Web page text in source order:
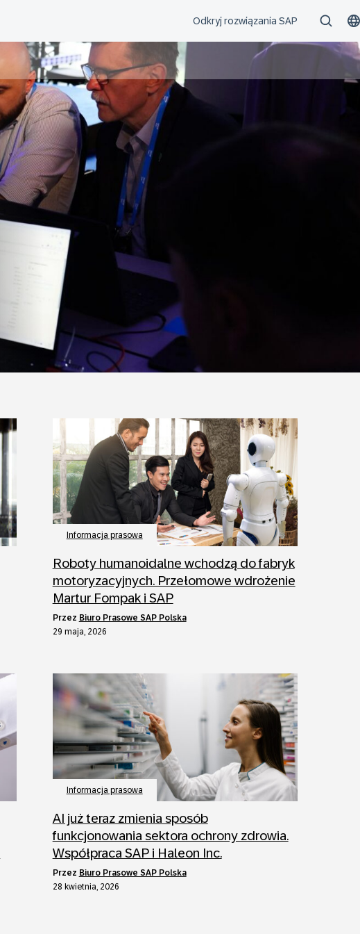
Informacja prasowa
Roboty humanoidalne wchodzą do fabryk
motoryzacyjnych. Przełomowe wdrożenie
Martur Fompak i SAP
przez Biuro Prasowe SAP Polska
29 maja, 2026
Informacja prasowa
AI już teraz zmienia sposób
funkcjonowania sektora ochrony zdrowia.
Współpraca SAP i Haleon Inc.
przez Biuro Prasowe SAP Polska
28 kwietnia, 2026